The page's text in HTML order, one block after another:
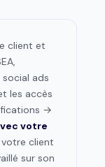
client et
ads
les accès
→
votre
client
sur son